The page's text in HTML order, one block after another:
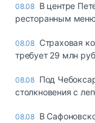
08.08 В центре
ресторанным
08.08 Страховая
требует 29 млн
08.08 Под
столкновения с
08.08 В